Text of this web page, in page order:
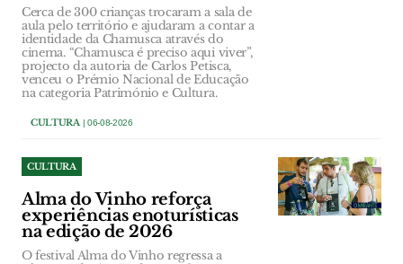
Cerca de 300 crianças trocaram a sala de
aula pelo território e ajudaram a contar a
identidade da Chamusca através do
cinema. “Chamusca é preciso aqui viver”,
projecto da autoria de Carlos Petisca,
venceu o Prémio Nacional de Educação
na categoria Património e Cultura.
CULTURA| 06-08-2026
CULTURA
Alma do Vinho reforça
experiências enoturísticas
na edição de 2026
O festival Alma do Vinho regressa a